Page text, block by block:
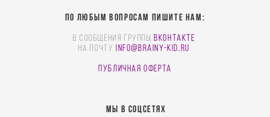
По любым вопросам пишите нам:
В сообщения группы Вконтакте
На почту
info@brainy-kid.ru
Публичная оферта
МЫ В СОЦСЕТЯХ